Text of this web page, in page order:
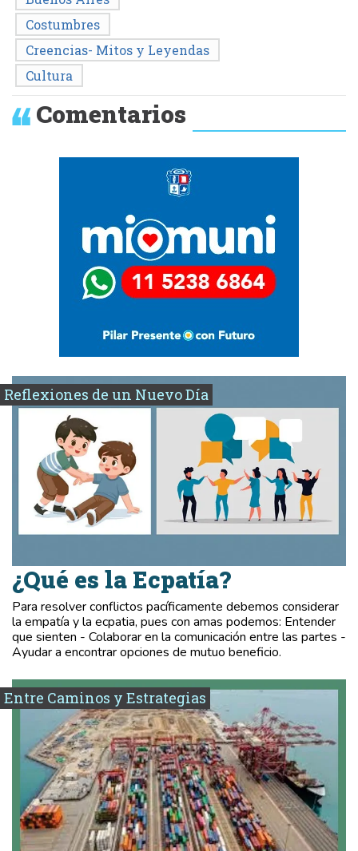
Costumbres
Creencias- Mitos y Leyendas
Cultura
Comentarios
Reflexiones de un Nuevo Día
¿Qué es la Ecpatía?
Para resolver conflictos pacíficamente debemos considerar
la empatía y la ecpatia, pues con amas podemos: Entender
que sienten - Colaborar en la comunicación entre las partes -
Ayudar a encontrar opciones de mutuo beneficio.
Entre Caminos y Estrategias